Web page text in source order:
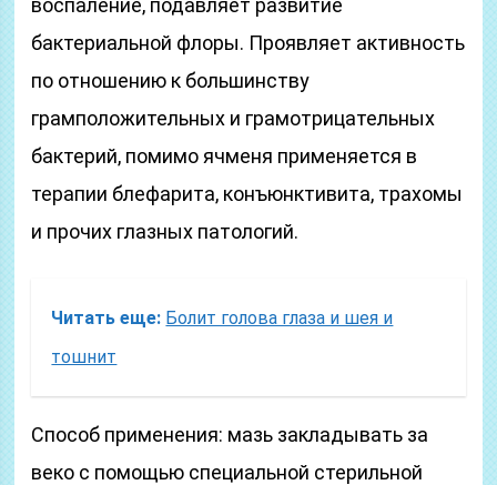
воспаление, подавляет развитие
бактериальной флоры. Проявляет активность
по отношению к большинству
грамположительных и грамотрицательных
бактерий, помимо ячменя применяется в
терапии блефарита, конъюнктивита, трахомы
и прочих глазных патологий.
Читать еще: Болит голова глаза и шея и
тошнит
Способ применения: мазь закладывать за
веко с помощью специальной стерильной